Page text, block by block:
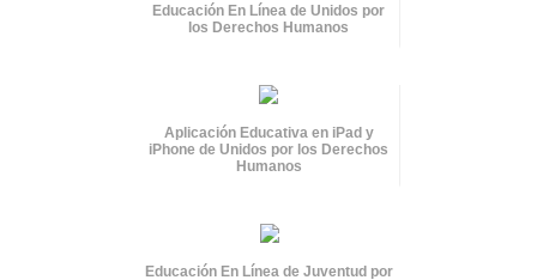
Educación En Línea de Unidos por
los Derechos Humanos
Aplicación Educativa en iPad y
iPhone de Unidos por los Derechos
Humanos
Educación En Línea de Juventud por